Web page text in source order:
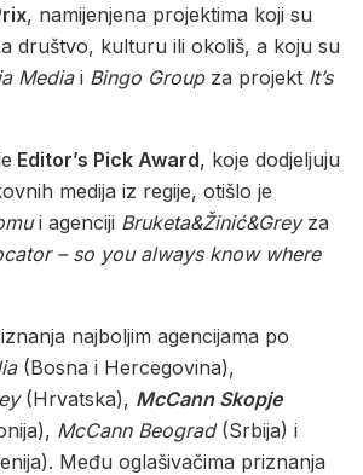
, namijenjena projektima koji su
društvo, kulturu ili okoliš, a koju su
Mediai Bingo Groupza projekt It’s
Editor’s Pick Award, koje dodjeljuju
medija iz regije, otišlo je
i agenciji Bruketa&Žinić&Greyza
– so you always know where
najboljim agencijama po
(Bosna i Hercegovina),
(Hrvatska), McCann Skopje
McCann Beograd(Srbija) i
Među oglašivačima priznanja